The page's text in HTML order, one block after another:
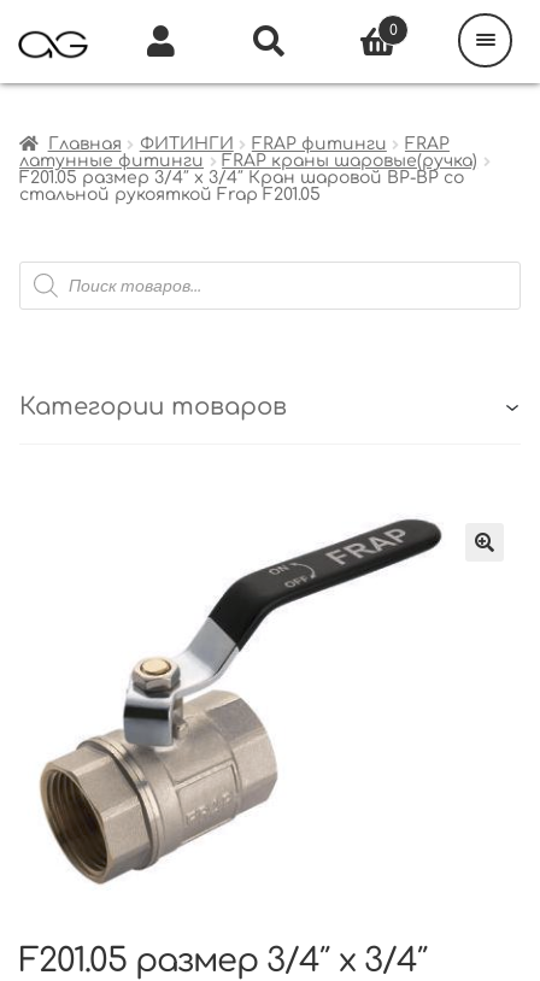
Главная ФИТИНГИ FRAP фитинги
FRAP
латунные фитинги
FRAP краны шаровые(ручка)
F201.05 размер 3/4″ x 3/4″ Кран шаровой ВР-ВР со
стальной рукояткой Frap F201.05
Поиск
товаров
Категории товаров
F201.05 размер 3/4″ x 3/4″
0